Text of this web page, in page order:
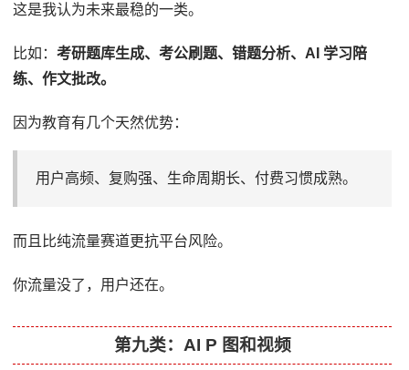
这是我认为未来最稳的一类。
比如：考研题库生成、考公刷题、错题分析、AI 学习陪
练、作文批改。
因为教育有几个天然优势：
用户高频、复购强、生命周期长、付费习惯成熟。
而且比纯流量赛道更抗平台风险。
你流量没了，用户还在。
第九类：AI P 图和视频